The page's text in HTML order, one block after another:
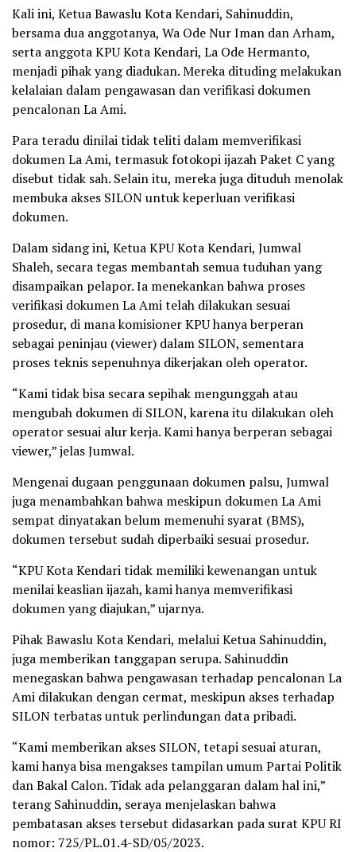
Kali ini, Ketua Bawaslu Kota Kendari, Sahinuddin,
bersama dua anggotanya, Wa Ode Nur Iman dan Arham,
serta anggota KPU Kota Kendari, La Ode Hermanto,
menjadi pihak yang diadukan. Mereka dituding melakukan
kelalaian dalam pengawasan dan verifikasi dokumen
pencalonan La Ami.
Para teradu dinilai tidak teliti dalam memverifikasi
dokumen La Ami, termasuk fotokopi ijazah Paket C yang
disebut tidak sah. Selain itu, mereka juga dituduh menolak
membuka akses SILON untuk keperluan verifikasi
dokumen.
Dalam sidang ini, Ketua KPU Kota Kendari, Jumwal
Shaleh, secara tegas membantah semua tuduhan yang
disampaikan pelapor. Ia menekankan bahwa proses
verifikasi dokumen La Ami telah dilakukan sesuai
prosedur, di mana komisioner KPU hanya berperan
sebagai peninjau (viewer) dalam SILON, sementara
proses teknis sepenuhnya dikerjakan oleh operator.
“Kami tidak bisa secara sepihak mengunggah atau
mengubah dokumen di SILON, karena itu dilakukan oleh
operator sesuai alur kerja. Kami hanya berperan sebagai
viewer,” jelas Jumwal.
Mengenai dugaan penggunaan dokumen palsu, Jumwal
juga menambahkan bahwa meskipun dokumen La Ami
sempat dinyatakan belum memenuhi syarat (BMS),
dokumen tersebut sudah diperbaiki sesuai prosedur.
“KPU Kota Kendari tidak memiliki kewenangan untuk
menilai keaslian ijazah, kami hanya memverifikasi
dokumen yang diajukan,” ujarnya.
Pihak Bawaslu Kota Kendari, melalui Ketua Sahinuddin,
juga memberikan tanggapan serupa. Sahinuddin
menegaskan bahwa pengawasan terhadap pencalonan La
Ami dilakukan dengan cermat, meskipun akses terhadap
SILON terbatas untuk perlindungan data pribadi.
“Kami memberikan akses SILON, tetapi sesuai aturan,
kami hanya bisa mengakses tampilan umum Partai Politik
dan Bakal Calon. Tidak ada pelanggaran dalam hal ini,”
terang Sahinuddin, seraya menjelaskan bahwa
pembatasan akses tersebut didasarkan pada surat KPU RI
nomor: 725/PL.01.4-SD/05/2023.